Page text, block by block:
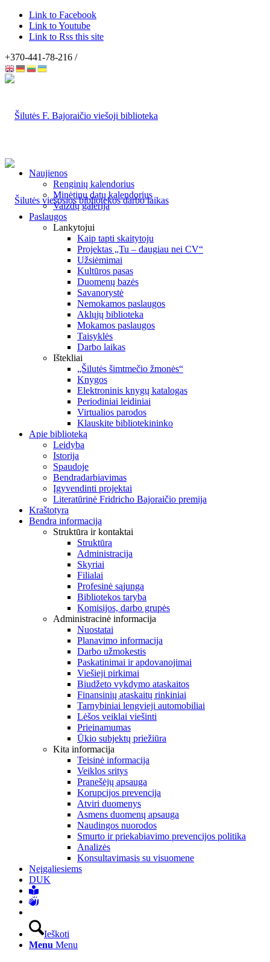
Link to Facebook
Link to Youtube
Link to Rss this site
+370-441-78-216 /
Naujienos
Renginių kalendorius
Minėtinų datų kalendorius
Vaizdų galerija
Paslaugos
Lankytojui
Kaip tapti skaitytoju
Projektas „Tu – daugiau nei CV“
Užsiėmimai
Kultūros pasas
Duomenų bazės
Savanorystė
Nemokamos paslaugos
Aklųjų biblioteka
Mokamos paslaugos
Taisyklės
Darbo laikas
Ištekliai
„Šilutės šimtmečio žmonės“
Knygos
Elektroninis knygų katalogas
Periodiniai leidiniai
Virtualios parodos
Klauskite bibliotekininko
Apie biblioteką
Leidyba
Istorija
Spaudoje
Bendradarbiavimas
Įgyvendinti projektai
Literatūrinė Fridricho Bajoraičio premija
Kraštotyra
Bendra informacija
Struktūra ir kontaktai
Struktūra
Administracija
Skyriai
Filialai
Profesinė sąjunga
Bibliotekos taryba
Komisijos, darbo grupės
Administracinė informacija
Nuostatai
Planavimo informacija
Darbo užmokestis
Paskatinimai ir apdovanojimai
Viešieji pirkimai
Biudžeto vykdymo ataskaitos
Finansinių ataskaitų rinkiniai
Tarnybiniai lengvieji automobiliai
Lėšos veiklai viešinti
Prieinamumas
Ūkio subjektų priežiūra
Kita informacija
Teisinė informacija
Veiklos sritys
Pranešėjų apsauga
Korupcijos prevencija
Atviri duomenys
Asmens duomenų apsauga
Naudingos nuorodos
Smurto ir priekabiavimo prevencijos politika
Analizės
Konsultavimasis su visuomene
Neįgaliesiems
DUK
Ieškoti
Menu Menu